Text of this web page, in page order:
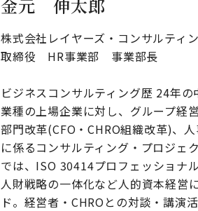
金元 伸太郎
株式会社レイヤーズ・コンサルティ
取締役 HR事業部 事業部長
ビジネスコンサルティング歴 24年
業種の上場企業に対し、グループ経
部門改革(CFO・CHRO組織改革)、
に係るコンサルティング・プロジェ
では、ISO 30414プロフェッショナ
人財戦略の一体化など人的資本経営
ド。経営者・CHROとの対談・講演